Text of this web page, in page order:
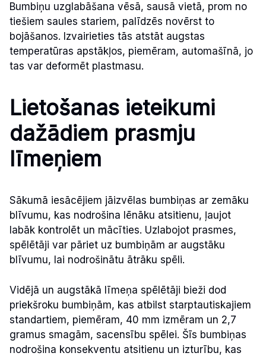
Bumbiņu uzglabāšana vēsā, sausā vietā, prom no
tiešiem saules stariem, palīdzēs novērst to
bojāšanos. Izvairieties tās atstāt augstas
temperatūras apstākļos, piemēram, automašīnā, jo
tas var deformēt plastmasu.
Lietošanas ieteikumi
dažādiem prasmju
līmeņiem
Sākumā iesācējiem jāizvēlas bumbiņas ar zemāku
blīvumu, kas nodrošina lēnāku atsitienu, ļaujot
labāk kontrolēt un mācīties. Uzlabojot prasmes,
spēlētāji var pāriet uz bumbiņām ar augstāku
blīvumu, lai nodrošinātu ātrāku spēli.
Vidējā un augstākā līmeņa spēlētāji bieži dod
priekšroku bumbiņām, kas atbilst starptautiskajiem
standartiem, piemēram, 40 mm izmēram un 2,7
gramus smagām, sacensību spēlei. Šīs bumbiņas
nodrošina konsekventu atsitienu un izturību, kas